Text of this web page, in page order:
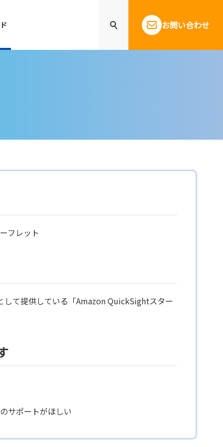
お問い合わせ
フレット
して提供している「Amazon QuickSightスター
サポートがほしい